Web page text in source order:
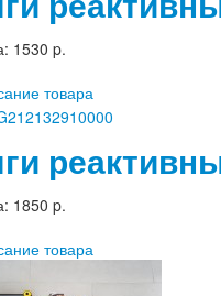
1530 p.
товара
1850 p.
товара